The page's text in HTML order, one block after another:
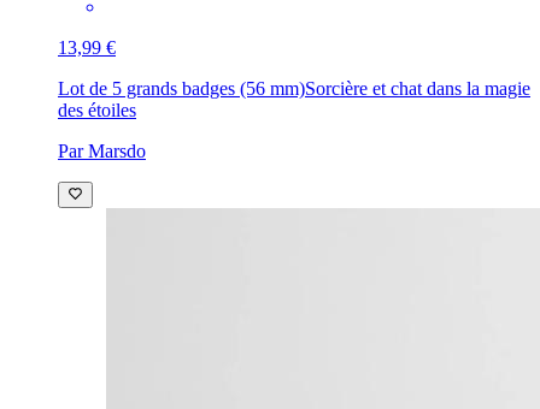
13,99 €
Lot de 5 grands badges (56 mm)Sorcière et chat dans la magie
des étoiles
Par Marsdo